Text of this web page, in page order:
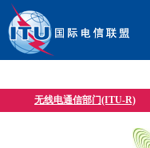
无线电通信部门(ITU-R)